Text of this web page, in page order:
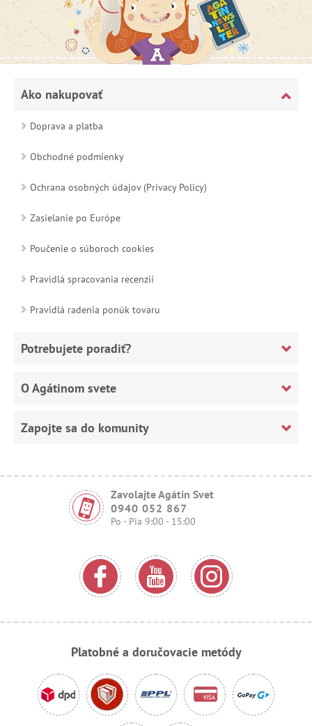
Ako nakupovať
Doprava a platba
Obchodné podmienky
Ochrana osobných údajov (Privacy Policy)
Zasielanie po Európe
Poučenie o súboroch cookies
Pravidlá spracovania recenzií
Pravidlá radenia ponúk tovaru
Potrebujete poradiť?
O Agátinom svete
Zapojte sa do komunity
Zavolajte Agátin Svet
0940 052 867
Po - Pia 9:00 - 15:00
Platobné a doručovacie metódy